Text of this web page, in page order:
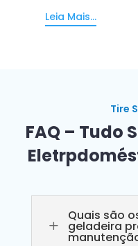
Leia Mais...
Tire
FAQ – Tudo
L
Quais são
geladeira